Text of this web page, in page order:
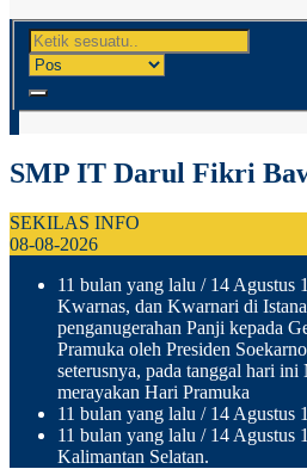
SMP IT Darul Fikri
SEKILAS INFO
08-08-2026
11 bulan yang lalu / 14 Agustus
Kwarnas, dan Kwarnari di
penganugerahan Panji kepada
Pramuka oleh Presiden
seterusnya, pada tanggal hari ini
merayakan Hari Pramuka
11 bulan yang lalu / 14 Agustus
11 bulan yang lalu / 14 Agustus
Kalimantan Selatan.